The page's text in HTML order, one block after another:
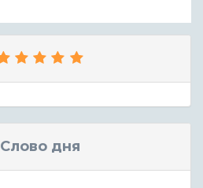
Слово дня